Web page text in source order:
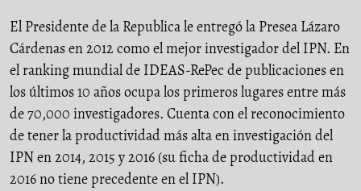
El Presidente de la Republica le entregó la Presea Lázaro
Cárdenas en 2012 como el mejor investigador del IPN. En
el ranking mundial de IDEAS-RePec de publicaciones en
los últimos 10 años ocupa los primeros lugares entre más
de 70,000 investigadores. Cuenta con el reconocimiento
de tener la productividad más alta en investigación del
IPN en 2014, 2015 y 2016 (su ficha de productividad en
2016 no tiene precedente en el IPN).